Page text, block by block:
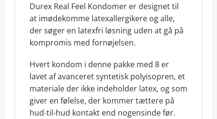
Durex Real Feel Kondomer er designet til
at imødekomme latexallergikere og alle,
der søger en latexfri løsning uden at gå på
kompromis med fornøjelsen.
Hvert kondom i denne pakke med 8 er
lavet af avanceret syntetisk polyisopren, et
materiale der ikke indeholder latex, og som
giver en følelse, der kommer tættere på
hud-til-hud kontakt end nogensinde før.